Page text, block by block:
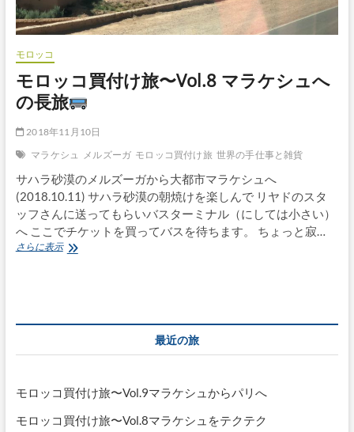
モロッコ
モロッコ買付け旅〜Vol.8 マラケシュへ
の長旅
2018年11月10日
マラケシュ
メルズーガ モロッコ買付け旅 世界の手仕事と雑貨
サハラ砂漠のメルズーガから大都市マラケシュへ
(2018.10.11) サハラ砂漠の朝焼けを楽しんで リヤドのスタ
ッフさんに送ってもらいバスターミナル（にしては小さい）
へ ここでチケットを買ってバスを待ちます。 ちょっと寂…
さらに表示モ
ラ
ケ
シ
最近の旅
モロッコ買付け旅〜Vol.9マラケシュからパリへ
モロッコ買付け旅〜Vol.8マラケシュをテクテク